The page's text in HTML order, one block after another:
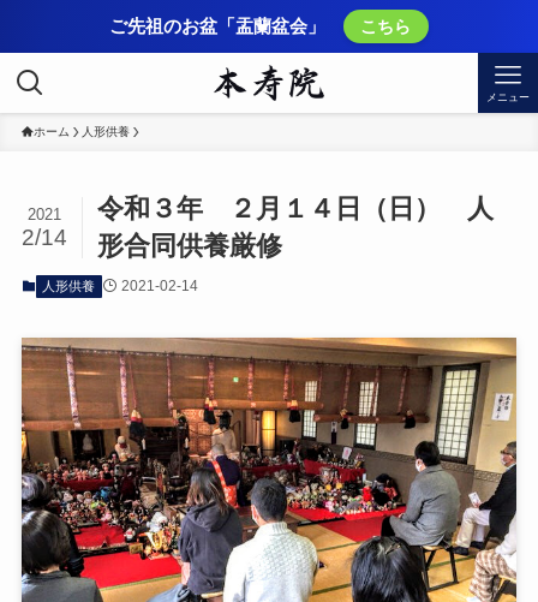
ご先祖のお盆「盂蘭盆会」 こちら
メニュー
ホーム 人形供養
令和３年 ２月１４日（日） 人
形合同供養厳修
2021
2/14
人形供養 2021-02-14